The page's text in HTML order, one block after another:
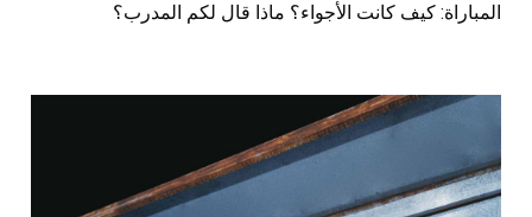
المباراة: كيف كانت الأجواء؟ ماذا قال لكم المدرب؟